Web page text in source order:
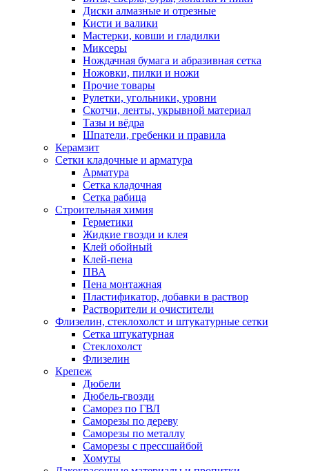
Диски алмазные и отрезные
Кисти и валики
Мастерки, ковши и гладилки
Миксеры
Нождачная бумага и абразивная сетка
Ножовки, пилки и ножи
Прочие товары
Рулетки, угольники, уровни
Скотчи, ленты, укрывной материал
Тазы и вёдра
Шпатели, гребенки и правила
Керамзит
Сетки кладочные и арматура
Арматура
Сетка кладочная
Сетка рабица
Строительная химия
Герметики
Жидкие гвозди и клея
Клей обойный
Клей-пена
ПВА
Пена монтажная
Пластификатор, добавки в раствор
Растворители и очистители
Флизелин, стеклохолст и штукатурные сетки
Сетка штукатурная
Стеклохолст
Флизелин
Крепеж
Дюбели
Дюбель-гвозди
Саморез по ГВЛ
Саморезы по дереву
Саморезы по металлу
Саморезы с прессшайбой
Хомуты